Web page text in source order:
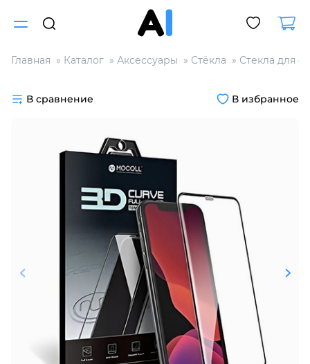
Главная Каталог Аксессуары Стёкла Стекла для
В сравнение В избранное
Разбейте
на части
без переплат
График платежей
25
Добавляйте товары
в корзину